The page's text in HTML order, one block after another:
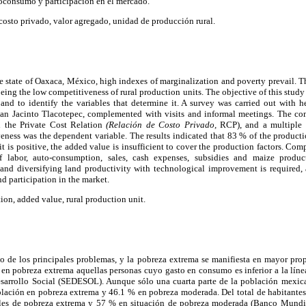
privado, valor agregado, unidad de producción rural.
state of Oaxaca, México, high indexes of marginalization and poverty prevail.
the low competitiveness of rural production units. The objective of this
to identify the variables that determine it. A survey was carried out with
Jacinto Tlacotepec, complemented with visits and informal meetings. The
the Private Cost Relation(Relación de Costo Privado, RCP), and a multiple
was the dependent variable. The results indicated that 83 % of the
is positive, the added value is insufficient to cover the production factors.
auto-consumption, sales, cash expenses, subsidies and maize
diversifying land productivity with technological improvement is required,
participation in the market.
added value, rural production unit.
de los principales problemas, y la pobreza extrema se manifiesta en mayor
pobreza extrema aquellas personas cuyo gasto en consumo es inferior a la
Social (SEDESOL). Aunque sólo una cuarta parte de la población
en pobreza extrema y 46.1 % en pobreza moderada. Del total de
de pobreza extrema y 57 % en situación de pobreza moderada (Banco